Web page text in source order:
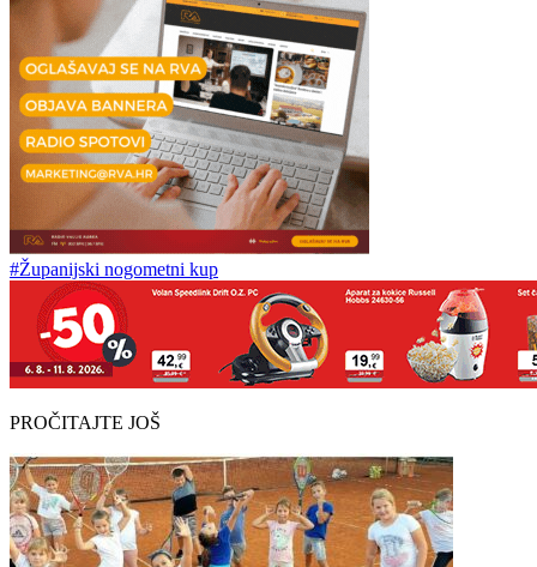
#Županijski nogometni kup
PROČITAJTE JOŠ